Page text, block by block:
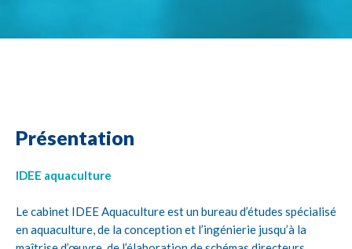
Présentation
IDEE aquaculture
Le cabinet IDEE Aquaculture est un bureau d’études spécialisé
en aquaculture, de la conception et l’ingénierie jusqu’à la